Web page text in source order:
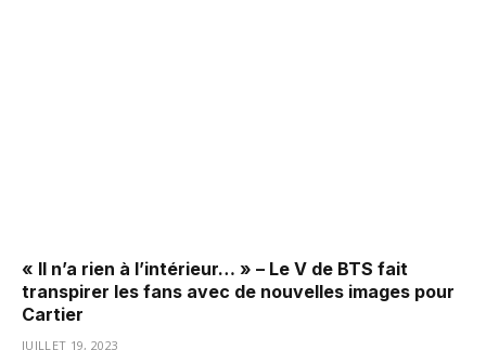
« Il n’a rien à l’intérieur… » – Le V de BTS fait
transpirer les fans avec de nouvelles images pour
Cartier
JUILLET 19, 2023